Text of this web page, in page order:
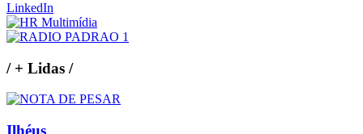
LinkedIn
/+ Lidas /
Ilhéus